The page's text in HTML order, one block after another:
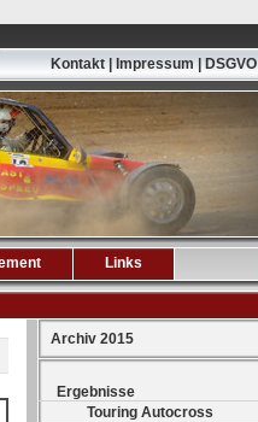
Kontakt | Impressum | DSGVO
Links
Archiv 2015
Ergebnisse
Touring Autocross